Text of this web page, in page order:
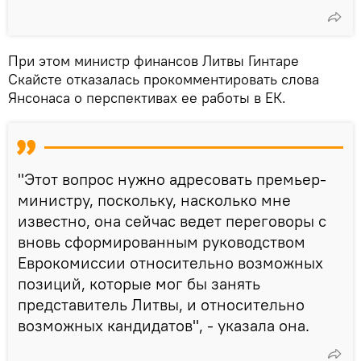
При этом министр финансов Литвы Гинтаре
Скайсте отказалась прокомментировать слова
Янсонаса о перспективах ее работы в ЕК.
"Этот вопрос нужно адресовать премьер-
министру, поскольку, насколько мне
известно, она сейчас ведет переговоры с
вновь сформированным руководством
Еврокомиссии относительно возможных
позиций, которые мог бы занять
представитель Литвы, и относительно
возможных кандидатов", - указала она.